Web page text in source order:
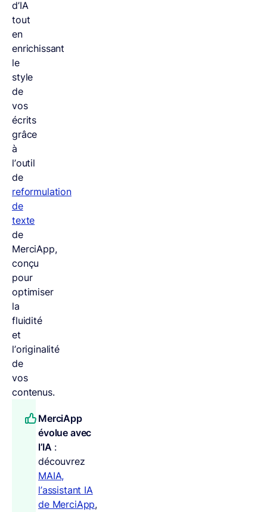
d’IA
tout
en
enrichissant
le
style
de
vos
écrits
grâce
à
l’outil
de
reformulation
de
texte
de
MerciApp,
conçu
pour
optimiser
la
fluidité
et
l’originalité
de
vos
contenus.
MerciApp
évolue avec
l’IA :
découvrez
MAIA,
l’assistant IA
de MerciApp,